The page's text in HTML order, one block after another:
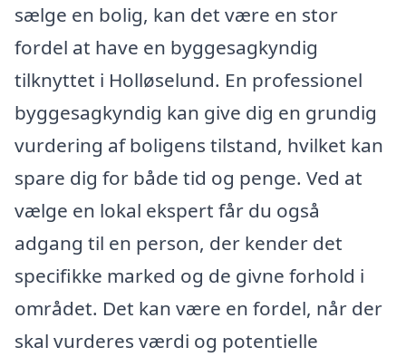
sælge en bolig, kan det være en stor
fordel at have en byggesagkyndig
tilknyttet i Holløselund. En professionel
byggesagkyndig kan give dig en grundig
vurdering af boligens tilstand, hvilket kan
spare dig for både tid og penge. Ved at
vælge en lokal ekspert får du også
adgang til en person, der kender det
specifikke marked og de givne forhold i
området. Det kan være en fordel, når der
skal vurderes værdi og potentielle